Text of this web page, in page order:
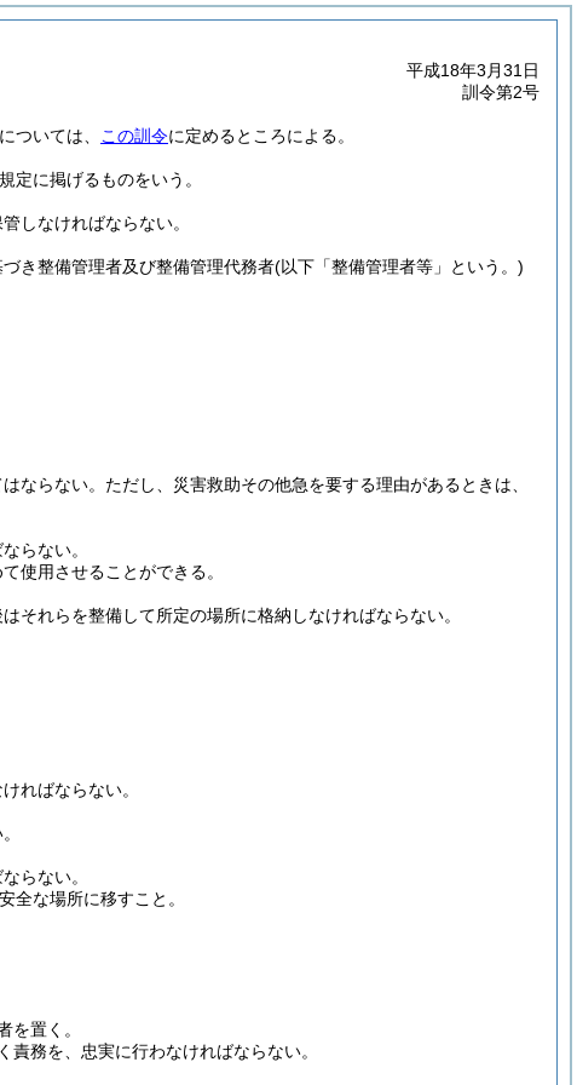
平成18年3月31日
訓令第2号
ついては、 この訓令に定めるところによる。
定に掲げるものをいう。
しなければならない。
き整備管理者及び整備管理代務者(以下「整備管理者等」という。)
ならない。 ただし、災害救助その他急を要する理由があるときは、
らない。
使用させることができる。
それらを整備して所定の場所に格納しなければならない。
ればならない。
らない。
全な場所に移すこと。
を置く。
責務を、忠実に行わなければならない。